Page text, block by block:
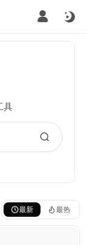
具
最新 最热